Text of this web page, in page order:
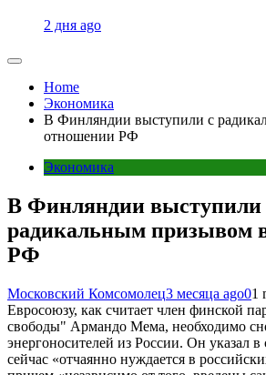
2 дня ago
Home
Экономика
В Финляндии выступили с
отношении РФ
Экономика
В Финляндии выступили
радикальным призывом
РФ
Московский Комсомолец3 месяца ago01
Евросоюзу, как считает член финской
свободы" Армандо Мема, необходимо
энергоносителей из России. Он указал
сейчас «отчаянно нуждается в